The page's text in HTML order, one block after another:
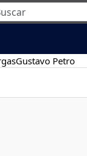
Gustavo Petro